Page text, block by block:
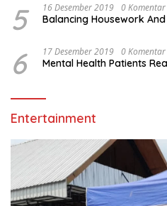
5 16 Desember 2019 0 Komentar
Balancing Housework
6 17 Desember 2019 0 Komentar
Mental Health Patients
Entertainment